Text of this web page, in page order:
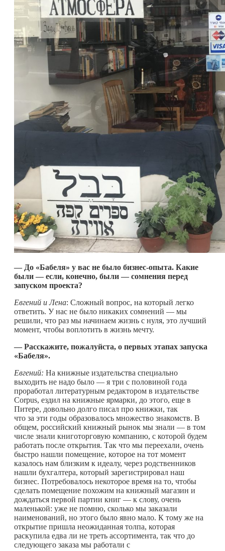
— До «Бабеля» у вас не было бизнес-опыта. Какие
были — если, конечно, были — сомнения перед
запуском проекта?
Евгений и Лена: Сложный вопрос, на который легко
ответить. У нас не было никаких сомнений — мы
решили, что раз мы начинаем жизнь с нуля, это лучший
момент, чтобы воплотить в жизнь мечту.
— Расскажите, пожалуйста, о первых этапах запуска
«Бабеля».
Евгений: На книжные издательства специально
выходить не надо было — я три с половиной года
проработал литературным редактором в издательстве
Corpus, ездил на книжные ярмарки, до этого, еще в
Питере, довольно долго писал про книжки, так
что за эти годы образовалось множество знакомств. В
общем, российский книжный рынок мы знали — в том
числе знали книготорговую компанию, с которой будем
работать после открытия. Так что мы переехали, очень
быстро нашли помещение, которое на тот момент
казалось нам близким к идеалу, через родственников
нашли бухгалтера, который зарегистрировал наш
бизнес. Потребовалось некоторое время на то, чтобы
сделать помещение похожим на книжный магазин и
дождаться первой партии книг — к слову, очень
маленькой: уже не помню, сколько мы заказали
наименований, но этого было явно мало. К тому же на
открытие пришла неожиданная толпа, которая
раскупила едва ли не треть ассортимента, так что до
следующего заказа мы работали с